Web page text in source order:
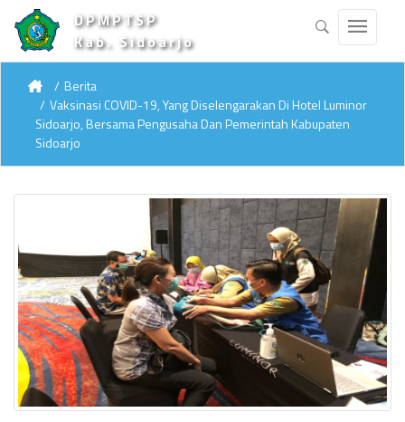
DPMPTSP
Kab. Sidoarjo
Berita
Vaksinasi COVID-19, Yang Diselengarakan Di Hotel Luminor
Sidoarjo, Bersama Pengusaha Dan Pemerintah Kabupaten
Sidoarjo